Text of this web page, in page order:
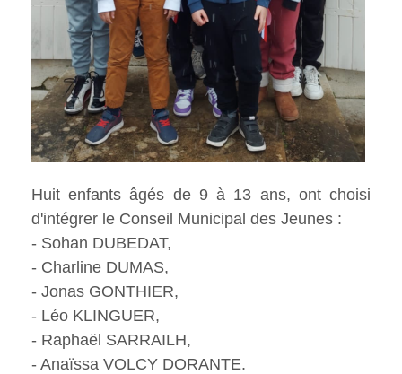
Huit enfants âgés de 9 à 13 ans, ont choisi
d'intégrer le Conseil Municipal des Jeunes :
- Sohan DUBEDAT,
- Charline DUMAS,
- Jonas GONTHIER,
- Léo KLINGUER,
- Raphaël SARRAILH,
- Anaïssa VOLCY DORANTE.